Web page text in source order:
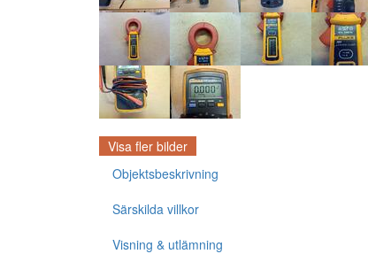
Visa fler bilder
Objektsbeskrivning
Särskilda villkor
Visning & utlämning